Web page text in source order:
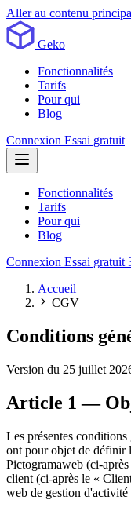
Aller au contenu
Geko
Fonctionnalités
Tarifs
Pour qui
Blog
Connexion Essai gratuit
Fonctionnalités
Tarifs
Pour qui
Blog
Connexion Essai gratuit
Accueil
CGV
Conditions
Version du 25 juillet
Article 1 —
Les présentes
ont pour objet de définir
Pictogramaweb (ci-
client (ci-après le «
web de gestion d'activité